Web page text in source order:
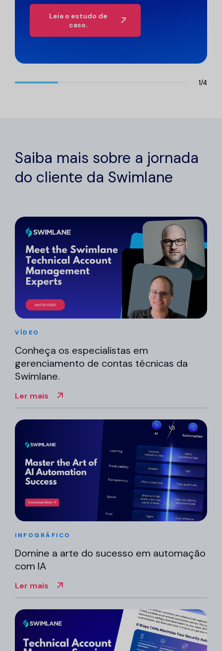
Leia o estudo de
caso.
1/4
Saiba mais sobre a jornada
do cliente da Swimlane
VÍDEO
Conheça os especialistas em
gerenciamento de contas técnicas da
Swimlane.
Ler mais
INFOGRÁFICO
Domine a arte do sucesso em automação
com IA
Ler mais